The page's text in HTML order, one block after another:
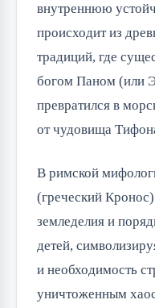
внутреннюю
происходит из
традиций, где
богом Паном (или
превратился в
от чудовища
В римской
(греческий
земледелия и
детей,
и необходимость
уничтоженным